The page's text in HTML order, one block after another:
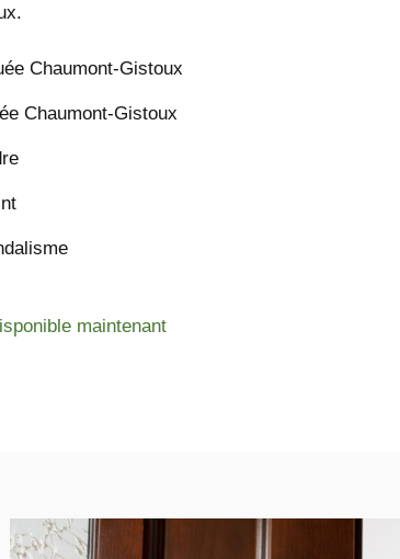
Chaumont-Gistoux
Chaumont-Gistoux
maintenant